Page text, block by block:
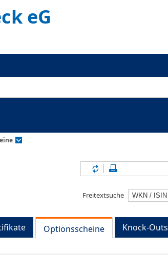
eG
Inhalte aktualisieren
Freitextsuche
Optionsscheine Knock-Outs